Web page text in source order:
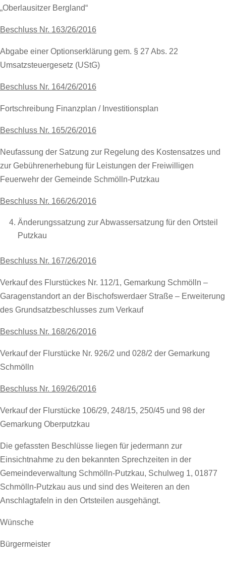
„Oberlausitzer Bergland“
Beschluss Nr. 163/26/2016
Abgabe einer Optionserklärung gem. § 27 Abs. 22
Umsatzsteuergesetz (UStG)
Beschluss Nr. 164/26/2016
Fortschreibung Finanzplan / Investitionsplan
Beschluss Nr. 165/26/2016
Neufassung der Satzung zur Regelung des Kostensatzes und
zur Gebührenerhebung für Leistungen der Freiwilligen
Feuerwehr der Gemeinde Schmölln-Putzkau
Beschluss Nr. 166/26/2016
Änderungssatzung zur Abwassersatzung für den Ortsteil
Putzkau
Beschluss Nr. 167/26/2016
Verkauf des Flurstückes Nr. 112/1, Gemarkung Schmölln –
Garagenstandort an der Bischofswerdaer Straße – Erweiterung
des Grundsatzbeschlusses zum Verkauf
Beschluss Nr. 168/26/2016
Verkauf der Flurstücke Nr. 926/2 und 028/2 der Gemarkung
Schmölln
Beschluss Nr. 169/26/2016
Verkauf der Flurstücke 106/29, 248/15, 250/45 und 98 der
Gemarkung Oberputzkau
Die gefassten Beschlüsse liegen für jedermann zur
Einsichtnahme zu den bekannten Sprechzeiten in der
Gemeindeverwaltung Schmölln-Putzkau, Schulweg 1, 01877
Schmölln-Putzkau aus und sind des Weiteren an den
Anschlagtafeln in den Ortsteilen ausgehängt.
Wünsche
Bürgermeister